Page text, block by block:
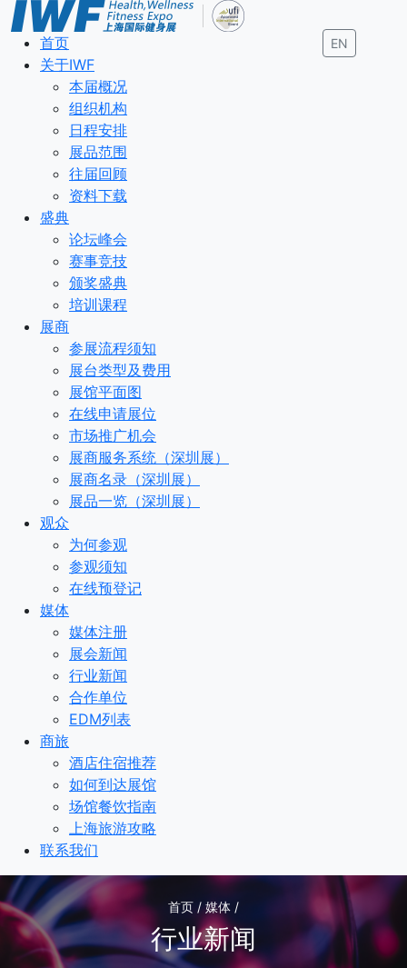
EN
首页
关于IWF
本届概况
组织机构
日程安排
展品范围
往届回顾
资料下载
盛典
论坛峰会
赛事竞技
颁奖盛典
培训课程
展商
参展流程须知
展台类型及费用
展馆平面图
在线申请展位
市场推广机会
展商服务系统（深圳展）
展商名录（深圳展）
展品一览（深圳展）
观众
为何参观
参观须知
在线预登记
媒体
媒体注册
展会新闻
行业新闻
合作单位
EDM列表
商旅
酒店住宿推荐
如何到达展馆
场馆餐饮指南
上海旅游攻略
联系我们
首页 / 媒体 /
行业新闻